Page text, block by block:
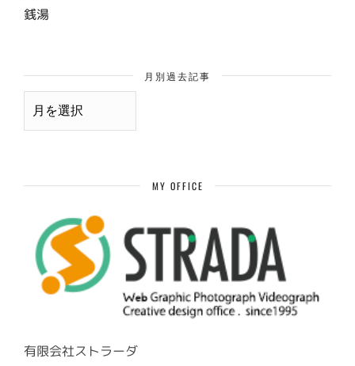
銭湯
月別過去記事
月
MY OFFICE
有限会社ストラーダ